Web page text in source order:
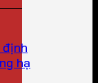
định
hạ